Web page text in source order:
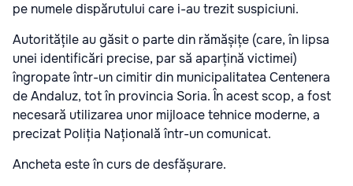
pe numele dispărutului care i-au trezit suspiciuni.
Autoritățile au găsit o parte din rămășițe (care, în lipsa
unei identificări precise, par să aparțină victimei)
îngropate într-un cimitir din municipalitatea Centenera
de Andaluz, tot în provincia Soria. În acest scop, a fost
necesară utilizarea unor mijloace tehnice moderne, a
precizat Poliția Națională într-un comunicat.
Ancheta este în curs de desfășurare.